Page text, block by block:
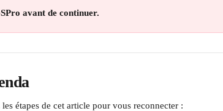
avant de continuer.
étapes de cet article pour vous reconnecter :